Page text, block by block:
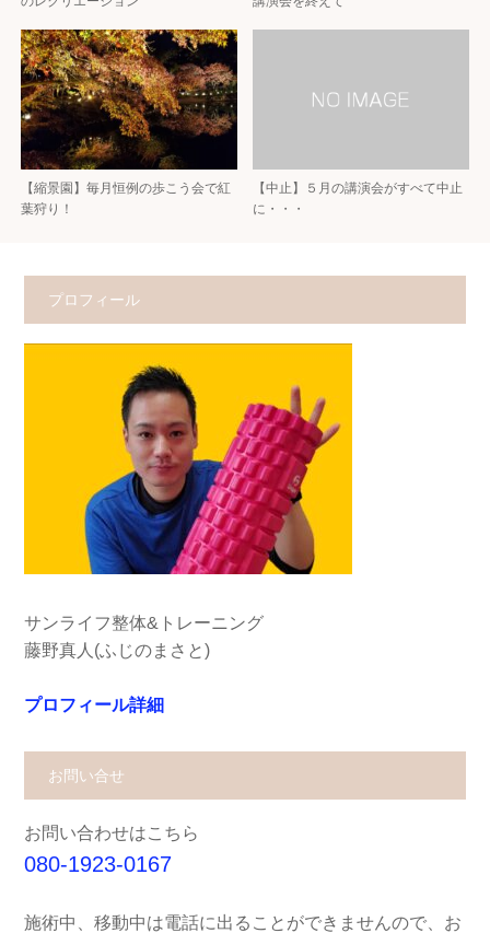
【縮景園】毎月恒例の歩こう会で紅
葉狩り！
【中止】５月の講演会がすべて中止
に・・・
プロフィール
サンライフ整体&トレーニング
藤野真人(ふじのまさと)
プロフィール詳細
お問い合せ
お問い合わせはこちら
080-1923-0167
施術中、移動中は電話に出ることができませんので、お